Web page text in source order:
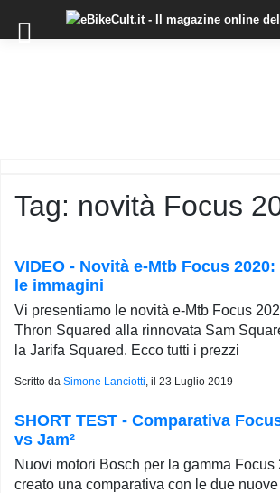
×
TUTORIAL
DI
EBIKECULT
CONTATTI
PRIVACY
POLICY
Tag: novità Focus
VIDEO - Novità e-Mtb Focus
le immagini
Vi presentiamo le novità e-Mtb Focus
Thron Squared alla rinnovata Sam
la Jarifa Squared. Ecco tutti i prezzi
Scritto da Simone Lanciotti, il 23 Luglio 2019
SHORT TEST - Comparativa
vs Jam²
Nuovi motori Bosch per la gamma Focus
creato una comparativa con le due